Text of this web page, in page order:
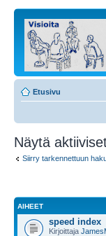
Etusivu
Näytä
Siirry tarkennettuun
AIHEET
speed index
Kirjoittaja